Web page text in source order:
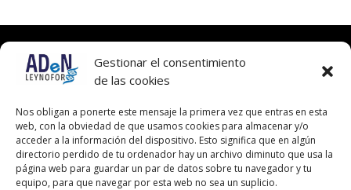
Gestionar el consentimiento
de las cookies
Nos obligan a ponerte este mensaje la primera vez que entras en esta
web, con la obviedad de que usamos cookies para almacenar y/o
acceder a la información del dispositivo. Esto significa que en algún
directorio perdido de tu ordenador hay un archivo diminuto que usa la
página web para guardar un par de datos sobre tu navegador y tu
equipo, para que navegar por esta web no sea un suplicio.